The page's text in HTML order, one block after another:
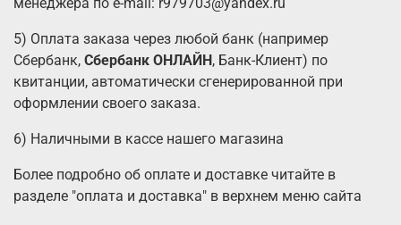
5) Оплата заказа через любой банк (например
Сбербанк, Сбербанк ОНЛАЙН, Банк-Клиент) по
квитанции, автоматически сгенерированной при
оформлении своего заказа.
6) Наличными в кассе нашего магазина
Более подробно об оплате и доставке читайте в
разделе "оплата и доставка" в верхнем меню сайта